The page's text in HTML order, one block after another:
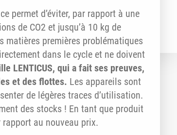
permet d’éviter, par rapport à une
de CO2 et jusqu’à 10 kg de
matières premières problématiques
dans le cycle et ne doivent
LENTICUS, qui a fait ses preuves,
et des flottes. Les appareils sont
de légères traces d’utilisation.
des stocks ! En tant que produit
rapport au nouveau prix.